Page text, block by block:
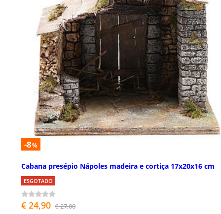
-8%
Cabana presépio Nápoles madeira e cortiça 17x20x16 cm
ESGOTADO
€ 24,90 € 27,00